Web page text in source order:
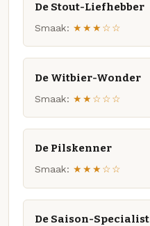
De Stout-Liefhebber
Smaak: ★★★☆☆
De Witbier-Wonder
Smaak: ★★☆☆☆
De Pilskenner
Smaak: ★★★☆☆
De Saison-Specialist